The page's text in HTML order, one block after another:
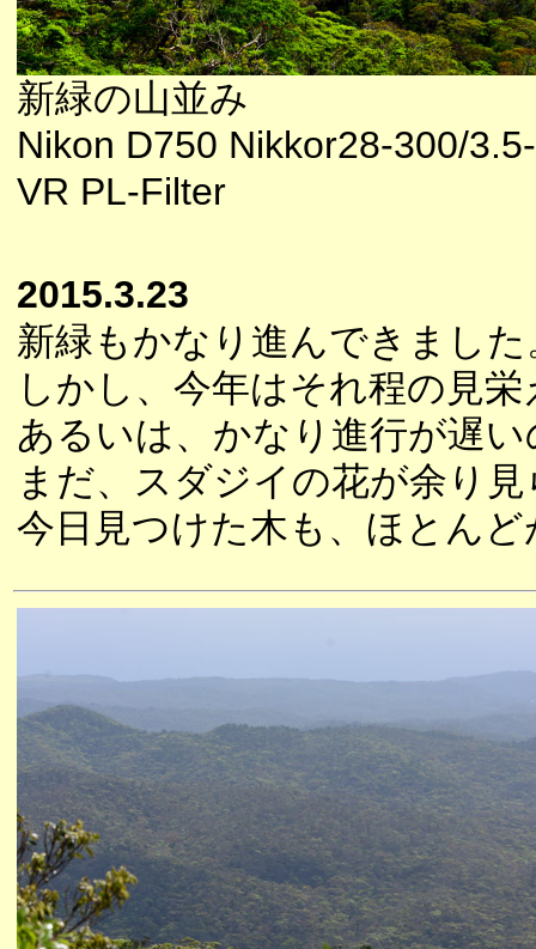
新緑の山並み
Nikon D750 Nikkor28-300/
VR PL-Filter
2015.3.23
新緑もかなり進んできました
しかし、今年はそれ程の見
あるいは、かなり進行が遅
まだ、スダジイの花が余り
今日見つけた木も、ほとん